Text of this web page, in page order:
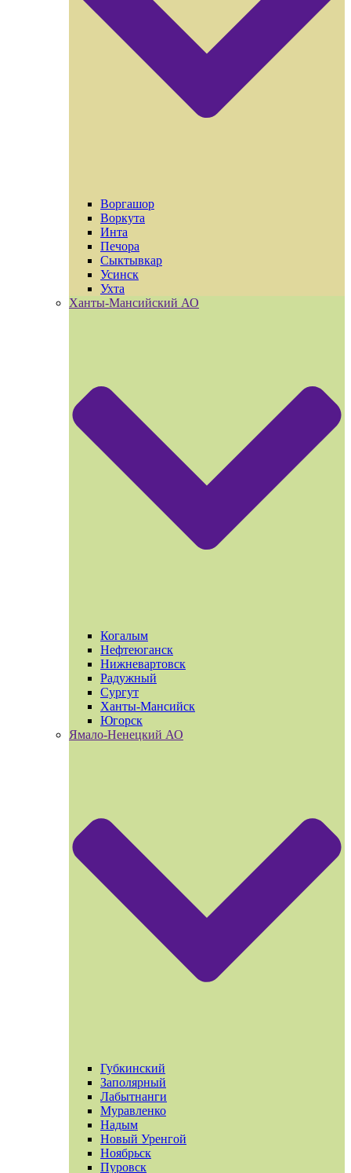
Воргашор
Воркута
Инта
Печора
Сыктывкар
Усинск
Ухта
Ханты-Мансийский АО
Когалым
Нефтеюганск
Нижневартовск
Радужный
Сургут
Ханты-Мансийск
Югорск
Ямало-Ненецкий АО
Губкинский
Заполярный
Лабытнанги
Муравленко
Надым
Новый Уренгой
Ноябрьск
Пуровск